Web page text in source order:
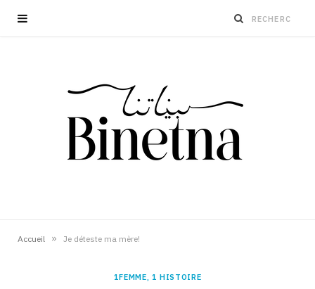
Accueil » Je déteste ma mère!
1FEMME, 1 HISTOIRE